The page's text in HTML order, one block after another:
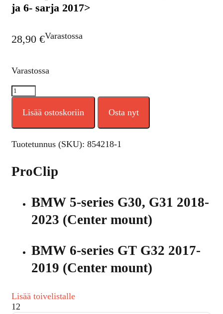
ja 6- sarja 2017>
28,90 €Varastossa
Varastossa
Lisää ostoskoriin Osta nyt
Tuotetunnus (SKU): 854218-1
ProClip
BMW 5-series G30, G31 2018-
2023 (Center mount)
BMW 6-series GT G32 2017-
2019 (Center mount)
Lisää toivelistalle
12